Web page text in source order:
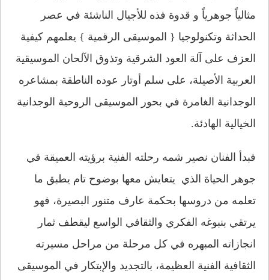
مثالياً جوهرياً و قدوة فذه للأجيال الناشئة في عصر
الحداثة وتكنولوجيا { الموسيقى الرقمية } يعلمهم كيفية
العزف على آلة العود الشرقية وتذوق الآلحان الموسيقية
العربية الأصيلة، على سلم أوتار عوده الناطقة بمشاعره
الوجدانية الغامرة في بحور الموسيقى الروحية الوجدانية
الخيالية الهادئة.
فبدأ الفنان نصير شمه رحلته الفنية برؤيته العميقة في
جوهر الحياة الذي يتعايش معها بوضوح تام يطبق ما
تعلمه من دروسها بحكمة عارف متنور البصيرة، فهو
يرتقي بنبوغه الفكري والثقافي الواسع ليقطف ثمار
انجازاته المبهره في كل مرحلة من مراحل مسيرته
الثقافية الفنية العظيمة، بالتجديد والإبتكار في الموسيقى